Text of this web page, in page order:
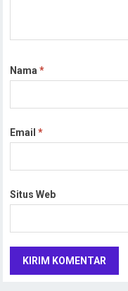
Nama*
Email*
Situs Web